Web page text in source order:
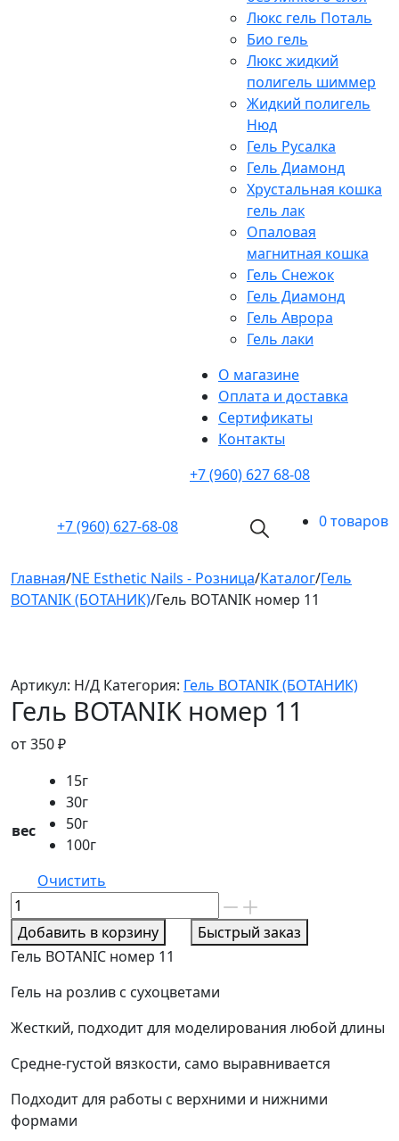
Люкс гель Поталь
Био гель
Люкс жидкий
полигель шиммер
Жидкий полигель
Нюд
Гель Русалка
Гель Диамонд
Хрустальная кошка
гель лак
Опаловая
магнитная кошка
Гель Снежок
Гель Диамонд
Гель Аврора
Гель лаки
О магазине
Оплата и доставка
Cертификаты
Контакты
+7 (960) 627 68-08
+7 (960) 627-68-08 0 товаров
Главная/NE Esthetic Nails - Розница/Каталог/Гель
BOTANIK (БОТАНИК)/Гель BOTANIK номер 11
Артикул: Н/Д Категория: Гель BOTANIK (БОТАНИК)
Гель BOTANIK номер 11
от350₽
вес
15г
30г
50г
100г
Очистить
Количество
товара
Гель
BOTANIK
номер
Добавить в корзину
Быстрый заказ
Гель BOTANIC номер 11
Гель на розлив с сухоцветами
Жесткий, подходит для моделирования любой длины
Средне-густой вязкости, само выравнивается
Подходит для работы с верхними и нижними
формами